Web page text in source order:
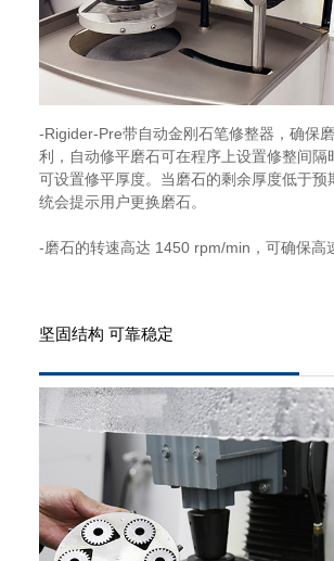
-Rigider-Pre带自动金刚石笔修整器，确保
利，自动修平磨石可在程序上设置修整间隔
可设置修平厚度。当磨石的剩余厚度低于预
统会提示用户更换磨石。
-磨石的转速高达 1450 rpm/min，可确保高
坚固结构 可靠稳定